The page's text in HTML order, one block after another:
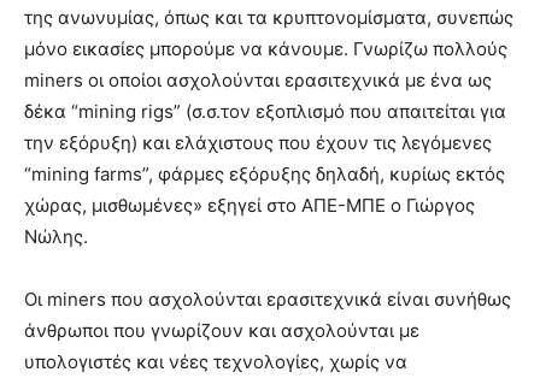
της ανωνυμίας, όπως και τα κρυπτονομίσματα, συνεπώς
μόνο εικασίες μπορούμε να κάνουμε. Γνωρίζω πολλούς
miners οι οποίοι ασχολούνται ερασιτεχνικά με ένα ως
δέκα “mining rigs” (σ.σ.τον εξοπλισμό που απαιτείται για
την εξόρυξη) και ελάχιστους που έχουν τις λεγόμενες
“mining farms”, φάρμες εξόρυξης δηλαδή, κυρίως εκτός
χώρας, μισθωμένες» εξηγεί στο ΑΠΕ-ΜΠΕ ο Γιώργος
Νώλης.
Οι miners που ασχολούνται ερασιτεχνικά είναι συνήθως
άνθρωποι που γνωρίζουν και ασχολούνται με
υπολογιστές και νέες τεχνολογίες, χωρίς να